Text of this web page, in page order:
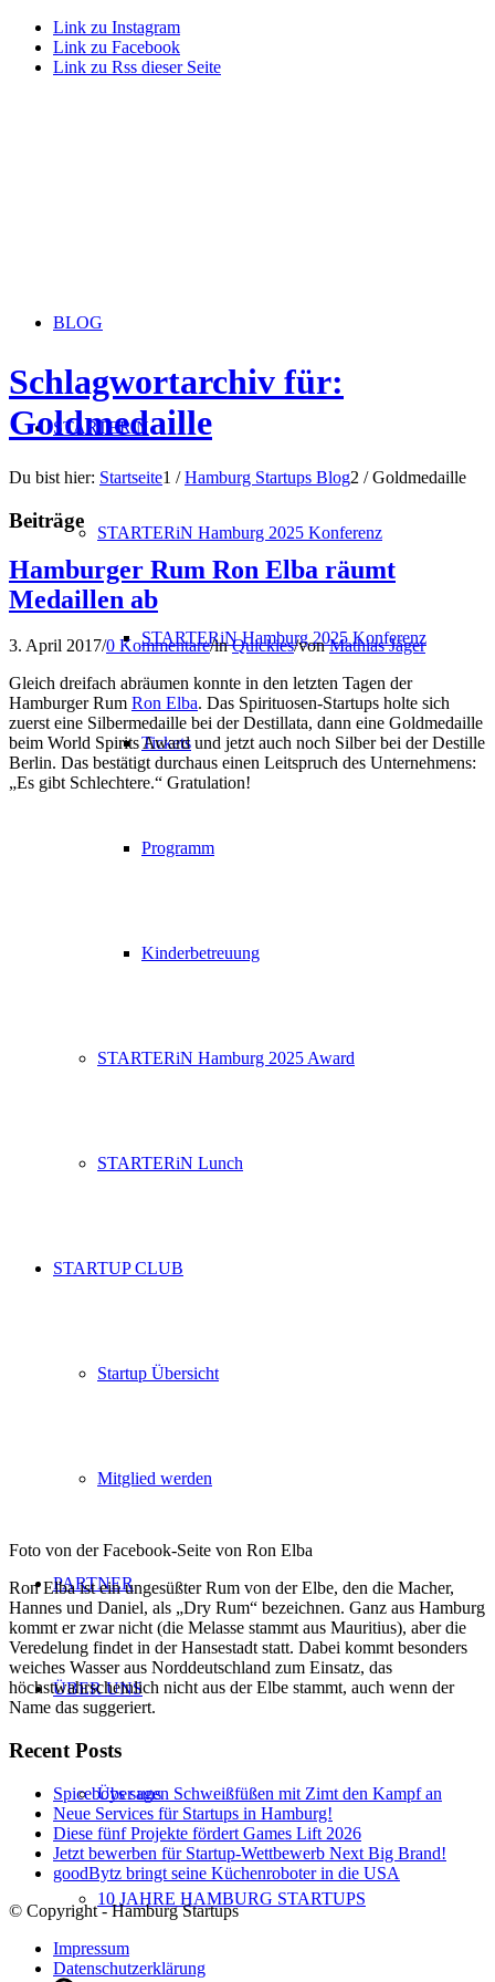
Link zu Instagram
Link zu Facebook
Link zu Rss dieser Seite
BLOG
STARTERiN
STARTERiN Hamburg 2025 Konferenz
STARTERiN Hamburg 2025 Konferenz
Tickets
Programm
Kinderbetreuung
STARTERiN Hamburg 2025 Award
STARTERiN Lunch
STARTUP CLUB
Startup Übersicht
Mitglied werden
PARTNER
ÜBER UNS
Über uns
10 JAHRE HAMBURG STARTUPS
Schlagwortarchiv für:
Goldmedaille
Du bist hier: Startseite1 / Hamburg Startups Blog2 / Goldmedaille
Beiträge
Hamburger Rum Ron Elba räumt
Medaillen ab
3. April 2017/0 Kommentare/inQuickies/vonMathias Jäger
Gleich dreifach abräumen konnte in den letzten Tagen der
Hamburger Rum Ron Elba. Das Spirituosen-Startups holte sich
zuerst eine Silbermedaille bei der Destillata, dann eine Goldmedaille
beim World Spirits Award und jetzt auch noch Silber bei der Destille
Berlin. Das bestätigt durchaus einen Leitspruch des Unternehmens:
„Es gibt Schlechtere.“ Gratulation!
Foto von der Facebook-Seite von Ron Elba
Ron Elba ist ein ungesüßter Rum von der Elbe, den die Macher,
Hannes und Daniel, als „Dry Rum“ bezeichnen. Ganz aus Hamburg
kommt er zwar nicht (die Melasse stammt aus Mauritius), aber die
Veredelung findet in der Hansestadt statt. Dabei kommt besonders
weiches Wasser aus Norddeutschland zum Einsatz, das
höchstwahrscheinlich nicht aus der Elbe stammt, auch wenn der
Name das suggeriert.
Recent Posts
Spiceboys sagen Schweißfüßen mit Zimt den Kampf an
Neue Services für Startups in Hamburg!
Diese fünf Projekte fördert Games Lift 2026
Jetzt bewerben für Startup-Wettbewerb Next Big Brand!
goodBytz bringt seine Küchenroboter in die USA
© Copyright - Hamburg Startups
Impressum
Datenschutzerklärung